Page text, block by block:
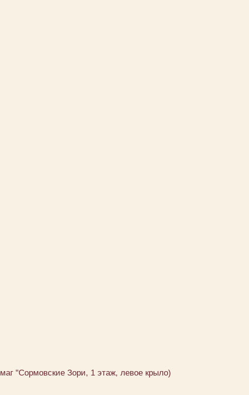
"Сормовские Зори, 1 этаж, левое крыло)